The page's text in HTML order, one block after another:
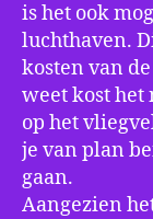
is het ook
luchthaven.
kosten van
weet kost het
op het
je van plan
gaan.
Aangezien